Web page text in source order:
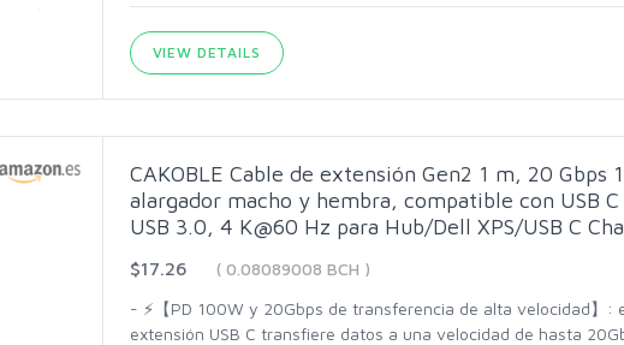
VIEW DETAILS
CAKOBLE Cable de extensión Gen2 1 m, 20 Gbps
alargador macho y hembra, compatible con USB C
USB 3.0, 4 K@60 Hz para Hub/Dell XPS/USB C
$17.26
( 0.08089008 BCH )
- ⚡【PD 100W y 20Gbps de transferencia de alta velocidad】:
extensión USB C transfiere datos a una velocidad de hasta